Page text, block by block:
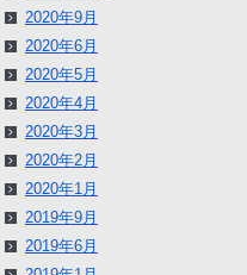
2020年9月
2020年6月
2020年5月
2020年4月
2020年3月
2020年2月
2020年1月
2019年9月
2019年6月